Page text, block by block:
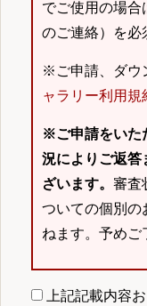
でご使用の場合
のご連絡）を必
※ご申請、ダウ
ャラリー利用規
※ご申請をいた
況によりご返答
ざいます。 審査
ついての個別の
ねます。予めご
上記記載内容